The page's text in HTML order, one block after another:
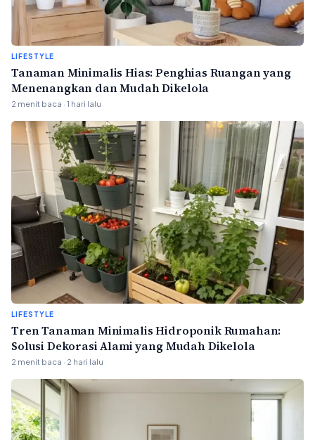
LIFESTYLE
Tanaman Minimalis Hias: Penghias Ruangan yang
Menenangkan dan Mudah Dikelola
2 menit baca · 1 hari lalu
LIFESTYLE
Tren Tanaman Minimalis Hidroponik Rumahan:
Solusi Dekorasi Alami yang Mudah Dikelola
2 menit baca · 2 hari lalu